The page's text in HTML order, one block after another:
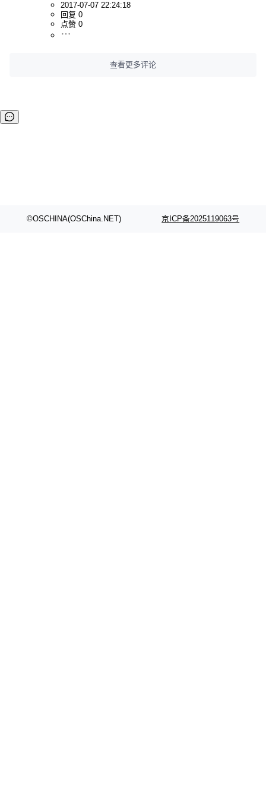
2017-07-07 22:24:18
回复 0
点赞 0
查看更多评论
©OSCHINA(OSChina.NET) 京ICP备2025119063号